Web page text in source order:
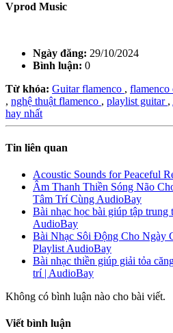
Vprod Music
Ngày đăng: 29/10/2024
Bình luận: 0
Từ khóa: Guitar flamenco , flamenco
, nghệ thuật flamenco , playlist guitar ,
hay nhất
Tin liên quan
Acoustic Sounds for Peaceful
Âm Thanh Thiền Sóng Não
Tâm Trí Cùng AudioBay
Bài nhạc học bài giúp tập trung
AudioBay
Bài Nhạc Sôi Động Cho Ngày
Playlist AudioBay
Bài nhạc thiền giúp giải tỏa
trí | AudioBay
Không có bình luận nào cho bài viết.
Viết bình luận